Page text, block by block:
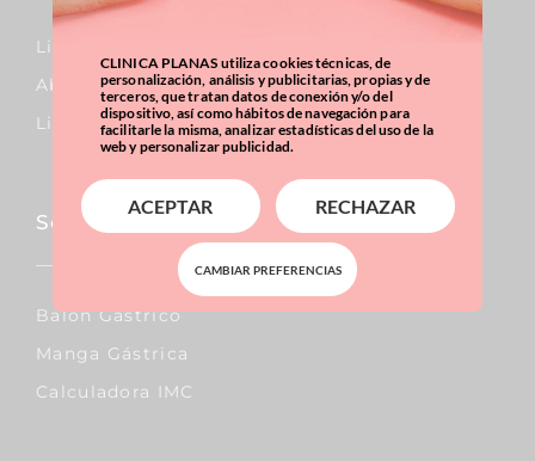
Lipo Vaser
Abdominoplastia
Liposucción
Sobrepeso & Obesidad
Balón Gástrico
Manga Gástrica
Calculadora IMC
CLINICA PLANAS utiliza cookies técnicas, de
personalización, análisis y publicitarias, propias y de
terceros, que tratan datos de conexión y/o del
dispositivo, así como hábitos de navegación para
facilitarle la misma, analizar estadísticas del uso de la
web y personalizar publicidad.
ACEPTAR RECHAZAR
CAMBIAR PREFERENCIAS